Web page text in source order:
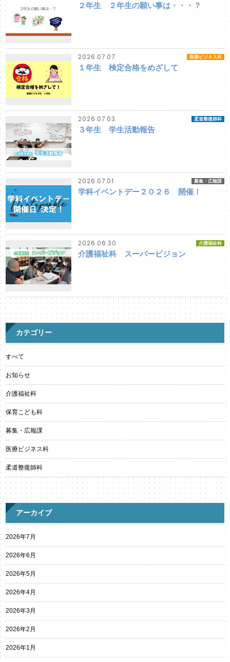
２年生 ２年生の願い事は・・・？
2026.07.07 医療ビジネス科
１年生 検定合格をめざして
2026.07.03 柔道整復師科
３年生 学生活動報告
2026.07.01 募集・広報課
学科イベントデー２０２６ 開催！
2026.06.30 介護福祉科
介護福祉科 スーパービジョン
カテゴリー
すべて
お知らせ
介護福祉科
保育こども科
募集・広報課
医療ビジネス科
柔道整復師科
アーカイブ
2026年7月
2026年6月
2026年5月
2026年4月
2026年3月
2026年2月
2026年1月